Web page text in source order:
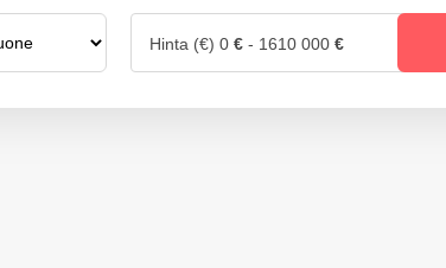
Hinta (€)0 € - 1610 000 €